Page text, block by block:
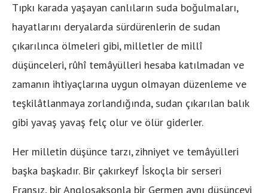
Tıpkı karada yaşayan canlıların suda boğulmaları,
hayatlarını deryalarda sürdürenlerin de sudan
çıkarılınca ölmeleri gibi, milletler de millî
düşünceleri, rûhî temâyülleri hesaba katılmadan ve
zamanın ihtiyaçlarına uygun olmayan düzenleme ve
teşkilâtlanmaya zorlandığında, sudan çıkarılan balık
gibi yavaş yavaş felç olur ve ölür giderler.
Her milletin düşünce tarzı, zihniyet ve temâyülleri
başka başkadır. Bir çakırkeyf İskoçla bir serseri
Fransız, bir Anglosaksonla bir Germen aynı düşünceyi